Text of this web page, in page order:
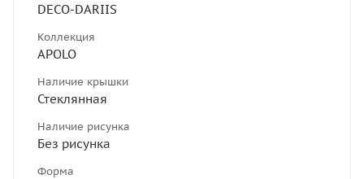
DECO-DARIIS
Коллекция
APOLO
Наличие крышки
Стеклянная
Наличие рисунка
Без рисунка
Форма